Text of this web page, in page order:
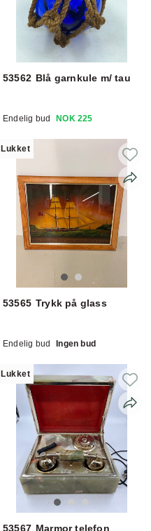
53562 Blå garnkule m/ tau
Endelig bud NOK 225
Lukket
53565 Trykk på glass
Endelig bud Ingen bud
Lukket
53567 Marmor telefon